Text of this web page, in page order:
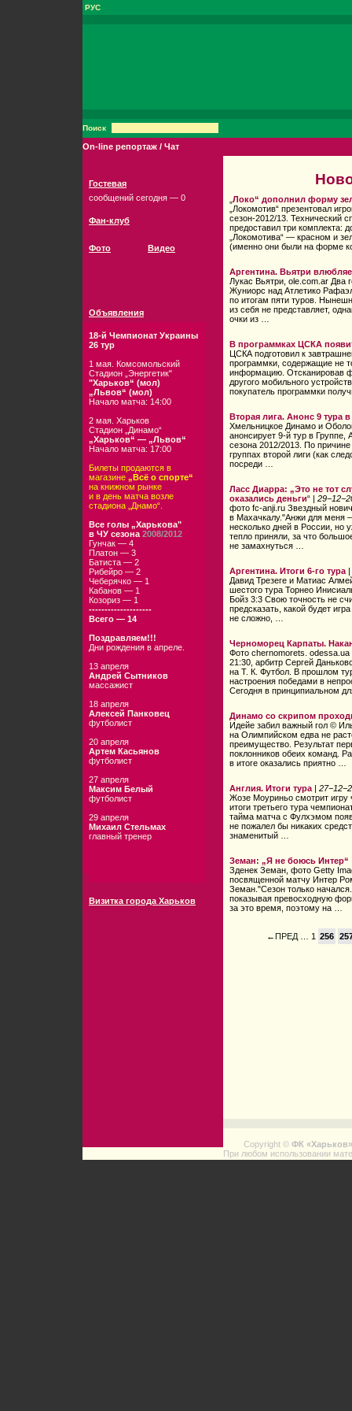
РУС
Поиск
On-line репортаж / Чат
Гостевая
сообщений сегодня — 0
Фан-клуб
Фото Видео
Объявления
18-й Чемпионат Украины
26 тур
1 мая. Комсомольский
Стадион „Энергетик"
"Харьков“ (мол)
„Львов“ (мол)
Начало матча: 14:00
2 мая. Харьков
Стадион „Динамо“
„Харьков“ — „Львов“
Начало матча: 17:00
Билеты продаются в
магазине „Всё о спорте“
на книжном рынке
и в день матча возле
стадиона „Днамо“.
Все голы „Харькова"
в ЧУ сезона 2008/2012
Гунчак — 4
Платон — 3
Батиста — 2
Рибейро — 2
Чеберячко — 1
Кабанов — 1
Козориз — 1
--------------------
Всего — 14
Поздравляем!!!
Дни рождения в апреле.
13 апреля
Андрей Сытников
массажист
18 апреля
Алексей Панковец
футболист
20 апреля
Артем Касьянов
футболист
27 апреля
Максим Белый
футболист
29 апреля
Михаил Стельмах
главный тренер
Визитка города Харьков
Локо“ дополнил форму
„Локомотив“ презентовал
сезон-2012/13. Технический
предоставил три комплекта:
„Локомотива“ — красном и
(именно они были на форме
Аргентина. Вьятри
Лукас Вьятри, ole.com.ar Два
Жуниорс над Атлетико
по итогам пяти туров.
из себя не представляет,
очки из …
В программках ЦСКА
ЦСКА подготовил к
программки, содержащие не
информацию. Отсканировав
другого мобильного
покупатель программки
Вторая лига. Анонс 9 тура
Хмельницкое Динамо и
анонсирует 9-й тур в
сезона 2012/2013. По
группах второй лиги (как
посреди …
Ласс Диарра: „Это не тот
оказались деньги“ |
фото fc-anji.ru Звездный
в Махачкалу."Анжи для меня
несколько дней в России, но
тепло приняли, за что
не замахнуться …
Аргентина. Итоги 6-го тура |
Давид Трезеге и Матиас
шестого тура Торнео
Бойз 3:3 Свою точность не
предсказать, какой будет
не сложно, …
Черноморец Карпаты.
Фото chernomorets.
21:30, арбитр Сергей
на Т. К. Футбол . В прошлом
настроения победами в
Сегодня в принципиальном
Динамо со скрипом
Идейе забил важный гол ©
на Олимпийском едва не
преимущество. Результат
поклонников обеих команд.
в итоге оказались приятно …
Англия. Итоги тура |
Жозе Моуриньо смотрит игру
итоги третьего тура
тайма матча с Фулхэмом
не пожалел бы никаких
знаменитый …
Земан: „Я не боюсь Интер“
Зденек Земан, фото Getty
посвященной матчу Интер
Земан."Сезон только
показывая превосходную
за это время, поэтому на …
←ПРЕД… 1 256
Copyright © ФК «Харьков»
При любом использовании